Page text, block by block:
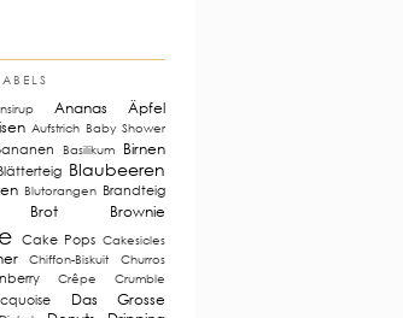
Ananas
Äpfel
Aufstrich Baby Shower
Basilikum Birnen
Blaubeeren
Blutorangen Brandteig
Brot Brownie
Cake Pops Cakesicles
Chiffon-Biskuit
Churros
Crêpe Crumble
Das Grosse